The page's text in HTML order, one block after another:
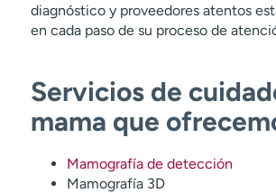
diagnóstico y proveedores atentos
en cada paso de su proceso de
Servicios de
mama que
Mamografía de detección
Mamografía 3D